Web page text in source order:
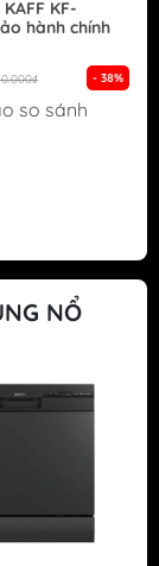
KF-
hành chính
- 38%
so sánh
NỔ